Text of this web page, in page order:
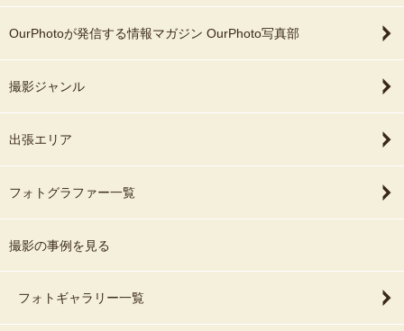
OurPhotoが発信する情報マガジン OurPhoto写真部
撮影ジャンル
出張エリア
フォトグラファー一覧
撮影の事例を見る
フォトギャラリー一覧